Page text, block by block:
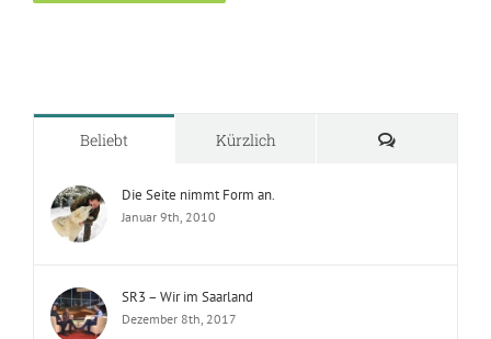
Beliebt Kürzlich Kommentare
Die Seite nimmt Form an.
Januar 9th, 2010
SR3 – Wir im Saarland
Dezember 8th, 2017